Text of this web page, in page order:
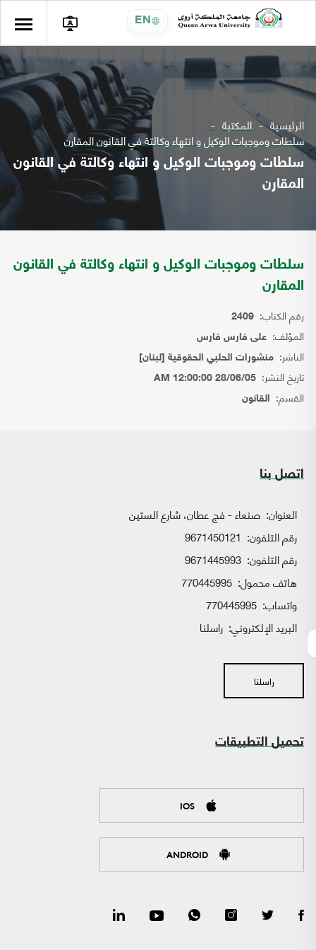
EN
الرئيسية المكتبة
سلطات وموجبات الوكيل و انتهاء وكالتة في القانون المقارن
سلطات وموجبات الوكيل و انتهاء وكالتة في القانون
المقارن
سلطات وموجبات الوكيل و انتهاء وكالتة في القانون
المقارن
رقم الكتاب: 2409
المؤلف: على فارس فارس
الناشر: منشورات الحلبي الحقوقية [لبنان]
تاريخ النشر: 28/06/05 12:00:00 AM
القسم: القانون
اتصل بنا
العنوان: صنعاء - فج عطان، شارع الستين
رقم التلفون: 9671450121
رقم التلفون: 9671445993
هاتف محمول: 770445995
واتساب:
البريد الإلكتروني: راسلنا
راسلنا
تحميل التطبيقات
IOS
ANDROID